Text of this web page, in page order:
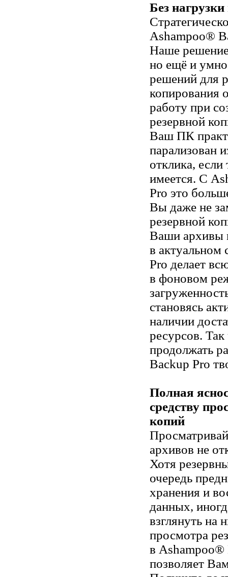
Без
Ashampoo®
Наше
но ещё и
решений для
копирования
работу при
резервной
Ваш ПК
парализован
отклика,
имеется. С
Pro это
Вы даже не
резервной
Ваши архивы
в актуальном
Pro делает
в фоновом
становясь
наличии
ресурсов.
продолжать
Backup Pro
Полная
средству
копий
архивов не
Хотя
очередь
хранения и
данных,
взглянуть на
просмотра
в Ashampoo®
позволяет